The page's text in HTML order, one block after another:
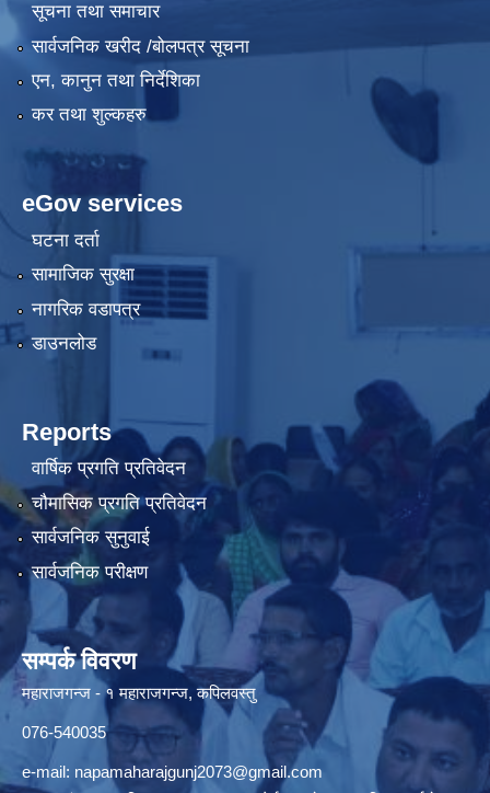
सूचना तथा समाचार
सार्वजनिक खरीद /बोलपत्र सूचना
एन, कानुन तथा निर्देशिका
कर तथा शुल्कहरु
eGov services
घटना दर्ता
सामाजिक सुरक्षा
नागरिक वडापत्र
डाउनलोड
Reports
वार्षिक प्रगति प्रतिवेदन
चौमासिक प्रगति प्रतिवेदन
सार्वजनिक सुनुवाई
सार्वजनिक परीक्षण
सम्पर्क विवरण
महाराजगन्ज - १ महाराजगन्ज, कपिलवस्तु
076-540035
e-mail: napamaharajgunj2073@gmail.com